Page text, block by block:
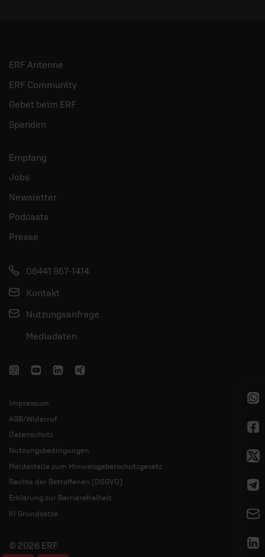
ERF Antenne
ERF Community
Gebet beim ERF
Spenden
Empfang
Jobs
Newsletter
Podcasts
Presse
06441 957-1414
Kontakt
Nutzungsanfrage
Mediadaten
Impressum
AGB/Widerruf
Datenschutz
Nutzungsbedingungen
Meldestelle zum Hinweisgeberschutzgesetz
Rechte der Betroffenen (DSGVO)
Erklärung zur Barrierefreiheit
KI Grundsätze
© 2026 ERF